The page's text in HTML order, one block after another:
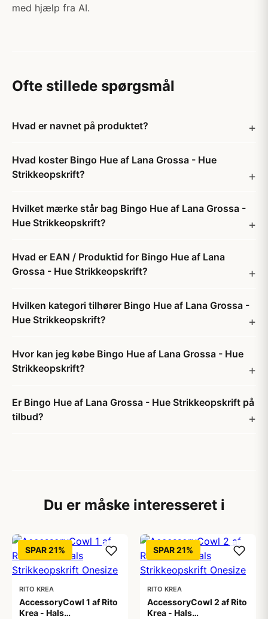
med hjælp fra AI.
Ofte stillede spørgsmål
Hvad er navnet på produktet?
Hvad koster Bingo Hue af Lana Grossa - Hue
Strikkeopskrift?
Hvilket mærke står bag Bingo Hue af Lana Grossa -
Hue Strikkeopskrift?
Hvad er EAN / Produktid for Bingo Hue af Lana
Grossa - Hue Strikkeopskrift?
Hvilken kategori tilhører Bingo Hue af Lana Grossa -
Hue Strikkeopskrift?
Hvor kan jeg købe Bingo Hue af Lana Grossa - Hue
Strikkeopskrift?
Er Bingo Hue af Lana Grossa - Hue Strikkeopskrift på
tilbud?
Du er måske interesseret i
SPAR 21%
RITO KREA
AccessoryCowl 1 af Rito
Krea - Hals
SPAR 21%
RITO KREA
AccessoryCowl 2 af Rito
Krea - Hals